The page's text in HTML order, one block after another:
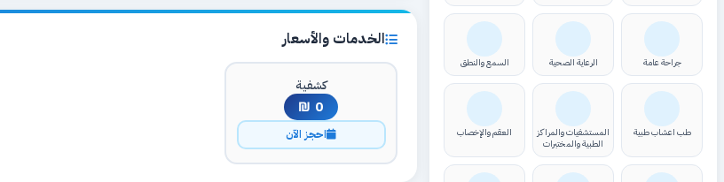
جراحة عامة الرعاية الصحية السمع والنطق
طب اعشاب طبية
المستشفيات والمراكز
الطبية والمختبرات
العقم والإخصاب
الخدمات والأسعار
كشفية
0 ₪
احجز الآن